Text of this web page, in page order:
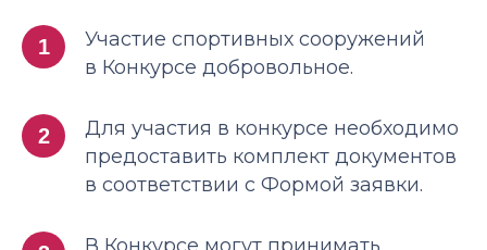
1
Участие спортивных сооружений
в Конкурсе добровольное.
2
Для участия в конкурсе необходимо
предоставить комплект документов
в соответствии с Формой заявки.